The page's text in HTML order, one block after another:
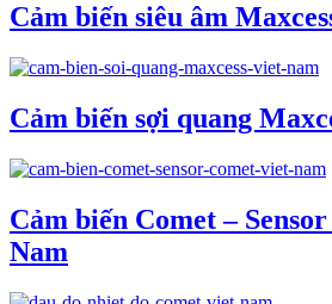
Cảm biến siêu âm
Cảm biến sợi quang
Cảm biến Comet –
Nam